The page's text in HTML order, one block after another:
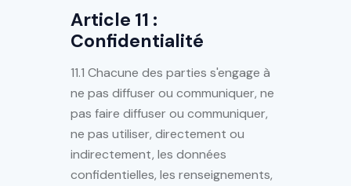
Article 11 :
Confidentialité
11.1 Chacune des parties s'engage à
ne pas diffuser ou communiquer, ne
pas faire diffuser ou communiquer,
ne pas utiliser, directement ou
indirectement, les données
confidentielles, les renseignements,